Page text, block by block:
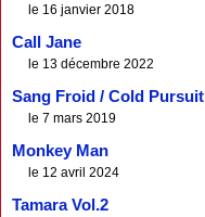
le 16 janvier 2018
Call Jane
le 13 décembre 2022
Sang Froid / Cold Pursuit
le 7 mars 2019
Monkey Man
le 12 avril 2024
Tamara Vol.2